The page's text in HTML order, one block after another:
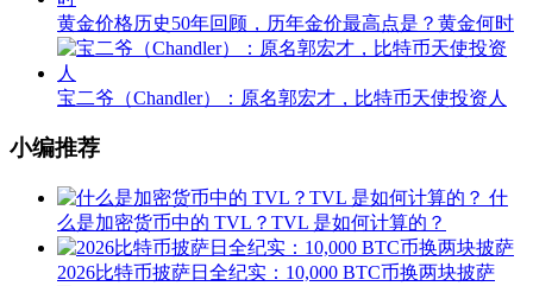
黄金价格历史50年回顾，历年金价最高点是？黄金何时
宝二爷（Chandler）：原名郭宏才，比特币天使投资人
小编推荐
什
么是加密货币中的 TVL？TVL 是如何计算的？
2026比特币披萨日全纪实：10,000 BTC币换两块披萨